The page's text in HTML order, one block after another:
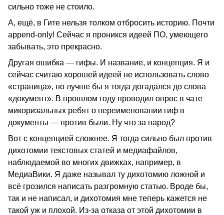
сильно тоже не стоило.
А, ещё, в Гите нельзя толком отбросить историю. Почти
append-only! Сейчас я проникся идеей ПО, умеющего
забывать, это прекрасно.
Другая ошибка — гифы. И название, и концепция. Я и
сейчас считаю хорошей идеей не использовать слово
«страница», но лучше бы я тогда догадался до слова
«документ». В прошлом году проводил опрос в чате
микоризальных ребят о переименовании гиф в
документы — против были. Ну что за народ?
Вот с концепцией сложнее. Я тогда сильно был против
дихотомии текстовых статей и медиафайлов,
наблюдаемой во многих движках, например, в
МедиаВики. Я даже называл ту дихотомию ложной и
всё грозился написать разгромную статью. Вроде бы,
так и не написал, и дихотомия мне теперь кажется не
такой уж и плохой. Из-за отказа от этой дихотомии в